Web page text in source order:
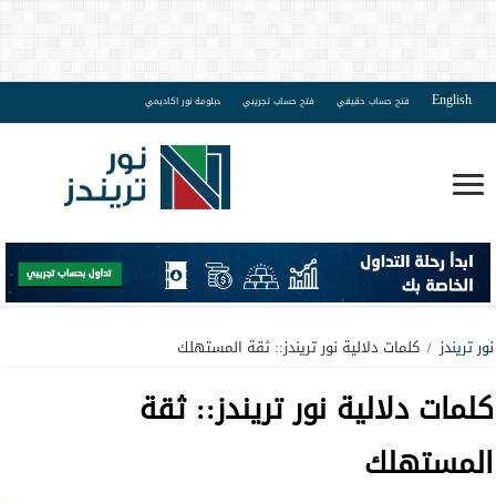
English فتح حساب حقيقي فتح حساب تجريبي دبلومة نور اكاديمي
نور تريندز / كلمات دلالية نور تريندز:: ثقة المستهلك
كلمات دلالية نور تريندز::ثقة
المستهلك